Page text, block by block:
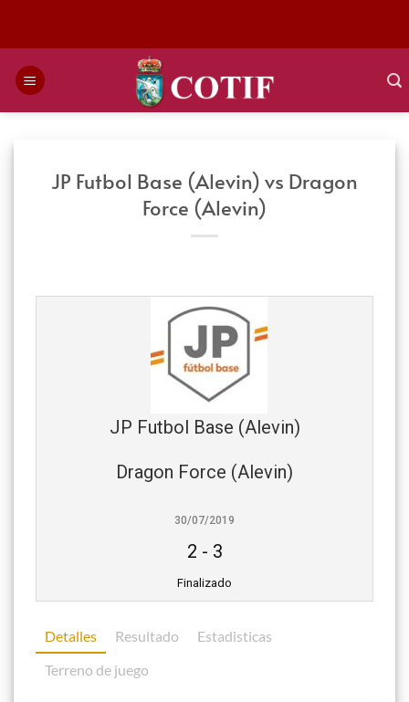
JP Futbol Base (Alevin) vs Dragon
Force (Alevin)
JP Futbol Base (Alevin)
Dragon Force (Alevin)
30/07/2019
2 - 3
Finalizado
Detalles Resultado
Estadisticas
Terreno de juego